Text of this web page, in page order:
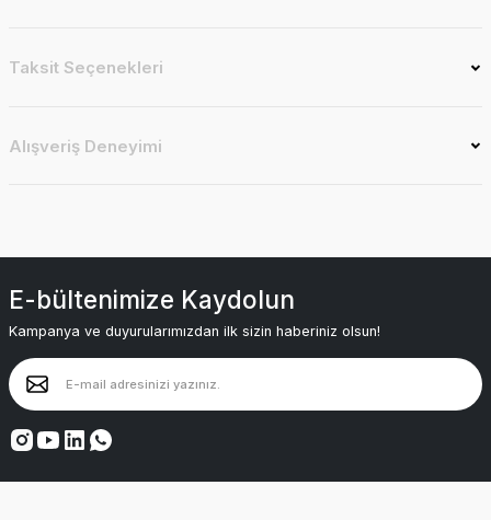
Taksit Seçenekleri
Alışveriş Deneyimi
E-bültenimize Kaydolun
Kampanya ve duyurularımızdan ilk sizin haberiniz olsun!